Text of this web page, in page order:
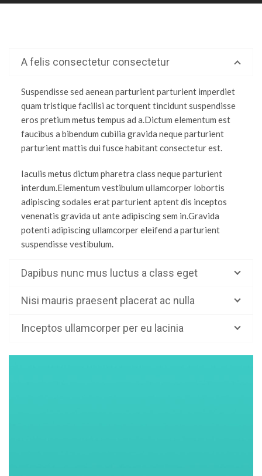
A felis consectetur consectetur
Suspendisse sed aenean parturient parturient imperdiet
quam tristique facilisi ac torquent tincidunt suspendisse
eros pretium metus tempus ad a.Dictum elementum est
faucibus a bibendum cubilia gravida neque parturient
parturient mattis dui fusce habitant consectetur est.
Iaculis metus dictum pharetra class neque parturient
interdum.Elementum vestibulum ullamcorper lobortis
adipiscing sodales erat parturient aptent dis inceptos
venenatis gravida ut ante adipiscing sem in.Gravida
potenti adipiscing ullamcorper eleifend a parturient
suspendisse vestibulum.
Dapibus nunc mus luctus a class eget
Nisi mauris praesent placerat ac nulla
Inceptos ullamcorper per eu lacinia